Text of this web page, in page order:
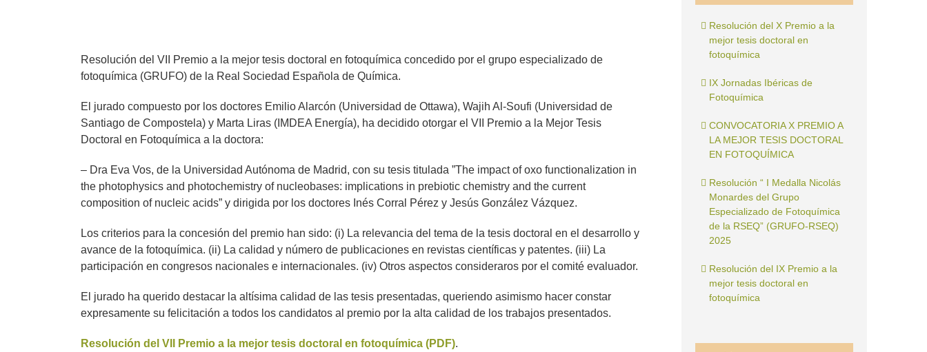
imagen
más
Resolución del VII Premio a la mejor tesis doctoral en fotoquímica concedido por el grupo especializado de
fotoquímica (GRUFO) de la Real Sociedad Española de Química.
El jurado compuesto por los doctores Emilio Alarcón (Universidad de Ottawa), Wajih Al-Soufi (Universidad de
Santiago de Compostela) y Marta Liras (IMDEA Energía), ha decidido otorgar el VII Premio a la Mejor Tesis
Doctoral en Fotoquímica a la doctora:
– Dra Eva Vos, de la Universidad Autónoma de Madrid, con su tesis titulada ”The impact of oxo functionalization in
the photophysics and photochemistry of nucleobases: implications in prebiotic chemistry and the current
composition of nucleic acids” y dirigida por los doctores Inés Corral Pérez y Jesús González Vázquez.
Los criterios para la concesión del premio han sido: (i) La relevancia del tema de la tesis doctoral en el desarrollo y
avance de la fotoquímica. (ii) La calidad y número de publicaciones en revistas científicas y patentes. (iii) La
participación en congresos nacionales e internacionales. (iv) Otros aspectos consideraros por el comité evaluador.
El jurado ha querido destacar la altísima calidad de las tesis presentadas, queriendo asimismo hacer constar
expresamente su felicitación a todos los candidatos al premio por la alta calidad de los trabajos presentados.
Resolución del VII Premio a la mejor tesis doctoral en fotoquímica (PDF).
Resolución del X Premio a la
mejor tesis doctoral en
fotoquímica
IX Jornadas Ibéricas de
Fotoquímica
CONVOCATORIA X PREMIO A
LA MEJOR TESIS DOCTORAL
EN FOTOQUÍMICA
Resolución “ I Medalla Nicolás
Monardes del Grupo
Especializado de Fotoquímica
de la RSEQ” (GRUFO-RSEQ)
2025
Resolución del IX Premio a la
mejor tesis doctoral en
fotoquímica